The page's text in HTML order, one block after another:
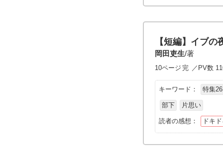
【短編】イブ
岡田吏生/著
10ページ 完 ／PV数
キーワード： 特集26
部下 片思い
読者の感想： ドキ